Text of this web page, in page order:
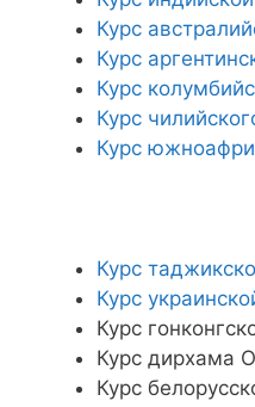
Курс
Курс
Курс
Курс
Курс
Курс
Курс
Курс
Курс дирхама
Курс